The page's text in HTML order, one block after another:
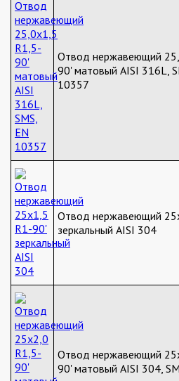
Отвод нержавеющий
90' матовый AISI 316L,
10357
Отвод нержавеющий
зеркальный AISI 304
Отвод нержавеющий
90' матовый AISI 304,